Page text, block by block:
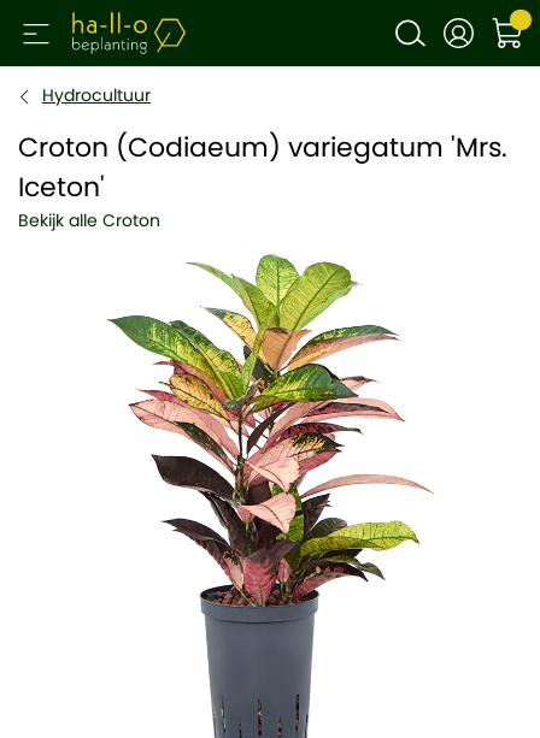
Hydrocultuur
Croton (Codiaeum) variegatum 'Mrs.
Iceton'
Bekijk alle Croton